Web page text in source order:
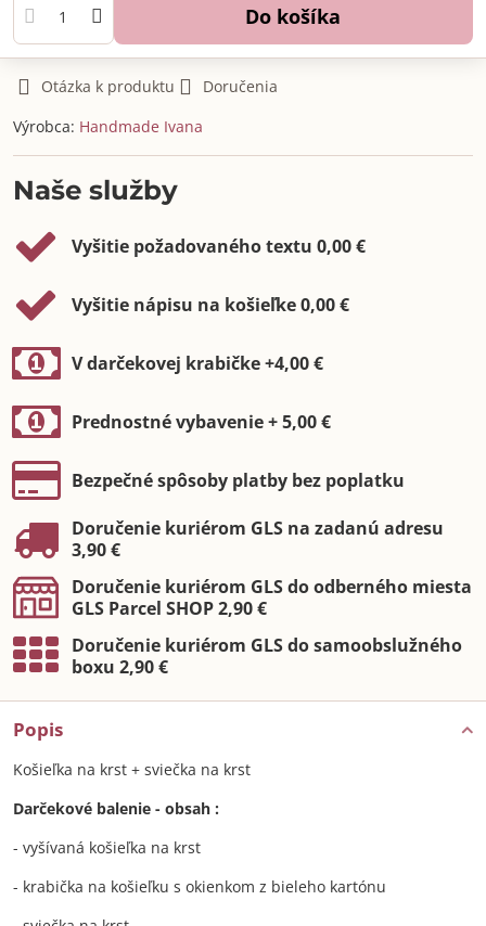
Do košíka
Otázka k produktu
Doručenia
Výrobca: Handmade Ivana
Naše služby
Vyšitie požadovaného textu 0,00 €
Vyšitie nápisu na košieľke 0,00 €
V darčekovej krabičke +4,00 €
Prednostné vybavenie + 5,00 €
Bezpečné spôsoby platby bez poplatku
Doručenie kuriérom GLS na zadanú adresu
3,90 €
Doručenie kuriérom GLS do odberného miesta
GLS Parcel SHOP 2,90 €
Doručenie kuriérom GLS do samoobslužného
boxu 2,90 €
Popis
Košieľka na krst + sviečka na krst
Darčekové balenie - obsah :
- vyšívaná košieľka na krst
- krabička na košieľku s okienkom z bieleho kartónu